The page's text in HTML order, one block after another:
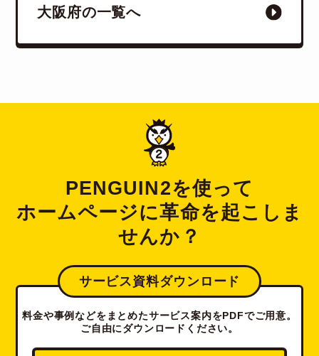
大阪府の一覧へ
PENGUIN2を使って
ホームページに革命を起こしま
せんか？
サービス資料ダウンロード
料金や事例などをまとめたサービス案内をPDFでご用意。
ご自由にダウンロードください。